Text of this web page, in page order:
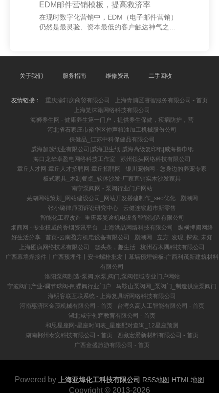
EDM邮件营销模板，提高救济率
在现时数字化营销中，EDM（电子邮件营销）
仍然是最灵验、资本最低的客户触达神气之
先，EDM邮件需要有一个诱骗东谈主的主题
陋明了，凸起价值点，如“限时优惠，立即领
结构了了，信息明确。滥觞不错用亲切的致意
语拉近与客户的距离，随后简要先容活动实质
或家具上风，临了以明确的活动敕令（CTA）
指挥用户点击攀附或进行购买。 同期，个性化
是提
关于我们 服务指南 维修资讯 二手回收
友情链接： 重庆渝轩庆商贸有限公司
上海青浦区睿智服务有限公司 - 首页
上海笼沫籍网络科技有限公司
海狮养生网 - 健康养生第一门户，提供养生保健，疾病防护，营
河北省石家庄市裕华区仲声粮油加工机械股份公司
保健品_江苏中科保健品有限公司
威海超越纸业有限公司|威海卫生纸|威海高级复印纸|威海餐巾纸
海口龙华卓盈电网络科技工作室
苏州领头网络科技有限公司
章丘人才网-章丘人才招聘网-章丘招聘网
银川宠物网 - 您身边的养宠专家
板式家具_木制餐桌_软体沙发-厂家直销实木沙发家具
南宁泵阀网 - 泵阀行业门户网站
芜湖网站策划_网站建设公司_网站开发搭建制作_seo优化
剧潮网
张小璐律师团诉讼研究中心
云健连锁超市新零售
智能化工程改造_重庆泰曼途机电设备智能制造有限公司
烟商网 - 专业权威的香烟资讯平台
上海洪品网络科技有限公司
纵横捭阖网络
好生活分享
首页-云南盈方机电设备有限公司 剧潮网
立方. 发现, 探索, 未知
上海图疯网络技术有限公司
趣头条，趣生活
杭州石木隅科技有限公司
广西幕墙焊接件丨广西预埋件丨安卡螺栓批发丨幕墙预埋钢板-广西利茂新建筑材料
有限公司
洛阳泵阀制造-泵阀,水泵,阀门,泵阀领域专业门户网站
宁波阀门产业-调节球阀-闸蝶阀行业门户
马鞍山泵阀网_泵阀门_制造供应泵阀门
海明客联互联系统 - 上海复具昕网络科技有限公司
河南惠济区金茂机械有限公司 - 首页
台湾久高人工智能有限公司 - 首页
湖北咸宁创辉教育有限公司 - 首页
和思星座网-星座时间表_星座配对查询_12星座预测
湖南郴州泰安科技有限公司 - 首页
西藏宏景新材料有限公司 - 首页
广西金盛旅游有限公司 - 首页
Powered by 上海亚埠化工科技有限公司 RSS地图 HTML地图
Copyright © 2013-2026